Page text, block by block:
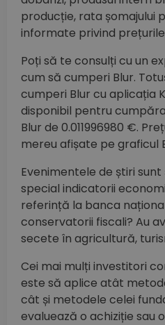
producție, rata șomajului
informate privind
Poți să te consulți cu un
cum să cumperi Blur.
cumperi Blur cu aplicația
disponibil pentru
Blur de 0.011996980 €.
mereu afișate pe graficul
Evenimentele de știri
special indicatorii
referință la banca
conservatorii fiscali? Au
secete în agricultură,
Cei mai mulți investitori
este să aplice atât
cât și metodele celei
evaluează o achiziție sau